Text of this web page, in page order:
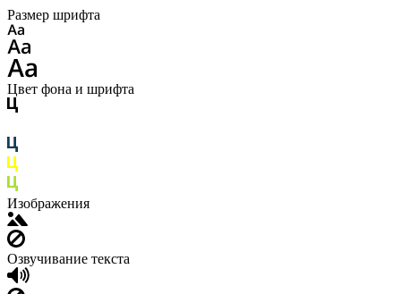
Размер шрифта
Цвет фона и шрифта
Изображения
Озвучивание текста